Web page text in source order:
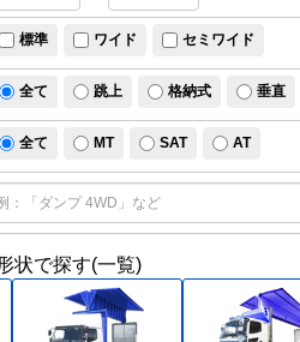
標準 ワイド セミワイド
全て 跳上 格納式 垂直
全て MT SAT AT
状で探す(一覧)